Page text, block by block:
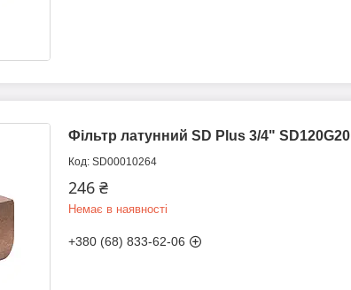
Фільтр латунний SD Plus 3/4" SD120G20
SD00010264
246 ₴
Немає в наявності
+380 (68) 833-62-06